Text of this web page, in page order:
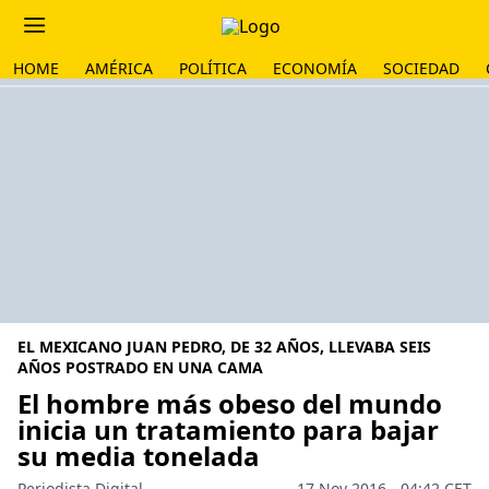
HOME AMÉRICA POLÍTICA ECONOMÍA SOCIEDAD
EL MEXICANO JUAN PEDRO, DE 32 AÑOS, LLEVABA SEIS
AÑOS POSTRADO EN UNA CAMA
El hombre más obeso del mundo
inicia un tratamiento para bajar
su media tonelada